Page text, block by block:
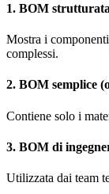
1. BOM
Mostra i
complessi.
2. BOM semplice
Contiene solo i
3. BOM di
Utilizzata dai team